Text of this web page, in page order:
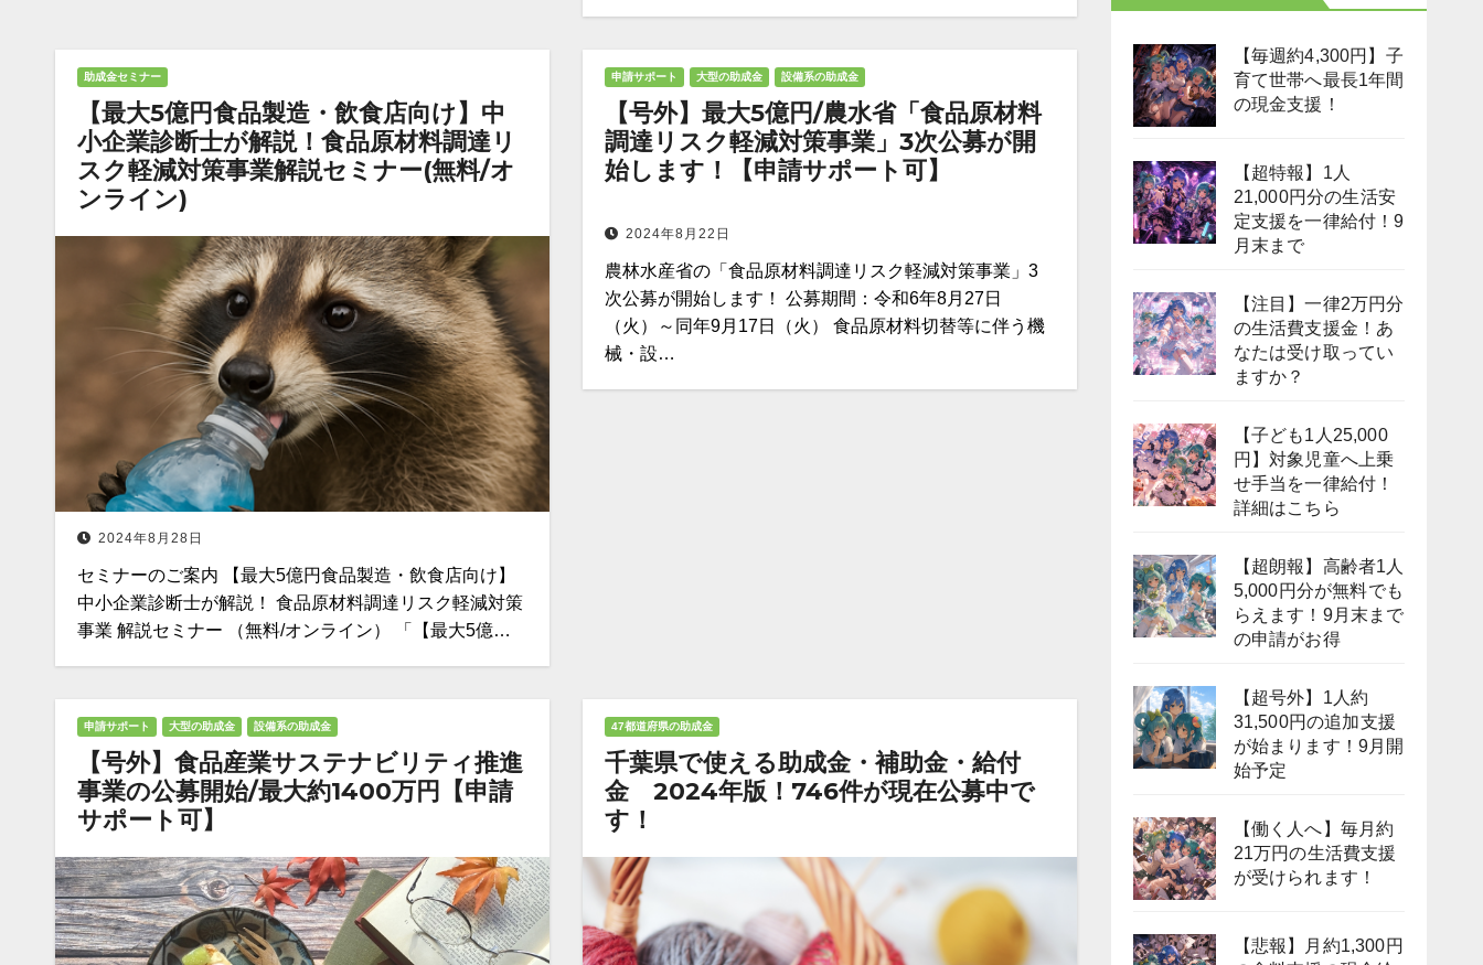
助成金セミナー
【最大5億円食品製造・飲食店向け】中
小企業診断士が解説！食品原材料調達リ
スク軽減対策事業解説セミナー(無料/オ
ンライン)
2024年8月28日
セミナーのご案内 【最大5億円食品製造・飲食店向け】
中小企業診断士が解説！ 食品原材料調達リスク軽減対策
事業 解説セミナー （無料/オンライン） 「【最大5億…
申請サポート 大型の助成金 設備系の助成金
【号外】最大5億円/農水省「食品原材料
調達リスク軽減対策事業」3次公募が開
始します！【申請サポート可】
2024年8月22日
農林水産省の「食品原材料調達リスク軽減対策事業」3
次公募が開始します！ 公募期間：令和6年8月27日
（火）～同年9月17日（火） 食品原材料切替等に伴う機
械・設…
申請サポート 大型の助成金 設備系の助成金
【号外】食品産業サステナビリティ推進
事業の公募開始/最大約1400万円【申請
サポート可】
47都道府県の助成金
千葉県で使える助成金・補助金・給付
金 2024年版！746件が現在公募中で
す！
【毎週約4,300円】子
育て世帯へ最長1年間
の現金支援！
【超特報】1人
21,000円分の生活安
定支援を一律給付！9
月末まで
【注目】一律2万円分
の生活費支援金！あ
なたは受け取ってい
ますか？
【子ども1人25,000
円】対象児童へ上乗
せ手当を一律給付！
詳細はこちら
【超朗報】高齢者1人
5,000円分が無料でも
らえます！9月末まで
の申請がお得
【超号外】1人約
31,500円の追加支援
が始まります！9月開
始予定
【働く人へ】毎月約
21万円の生活費支援
が受けられます！
【悲報】月約1,300円